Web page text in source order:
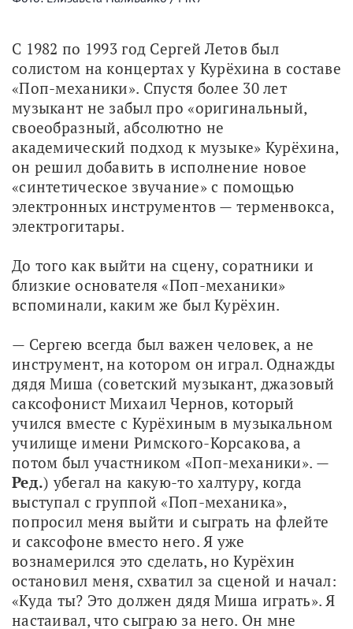
С 1982 по 1993 год Сергей Летов был
солистом на концертах у Курёхина в составе
«Поп-механики». Спустя более 30 лет
музыкант не забыл про «оригинальный,
своеобразный, абсолютно не
академический подход к музыке» Курёхина,
он решил добавить в исполнение новое
«синтетическое звучание» с помощью
электронных инструментов — терменвокса,
электрогитары.
До того как выйти на сцену, соратники и
близкие основателя «Поп-механики»
вспоминали, каким же был Курёхин.
— Сергею всегда был важен человек, а не
инструмент, на котором он играл. Однажды
дядя Миша (советский музыкант, джазовый
саксофонист Михаил Чернов, который
учился вместе с Курёхиным в музыкальном
училище имени Римского-Корсакова, а
потом был участником «Поп-механики». —
Ред.) убегал на какую-то халтуру, когда
выступал с группой «Поп-механика»,
попросил меня выйти и сыграть на флейте
и саксофоне вместо него. Я уже
вознамерился это сделать, но Курёхин
остановил меня, схватил за сценой и начал:
«Куда ты? Это должен дядя Миша играть». Я
настаивал, что сыграю за него. Он мне